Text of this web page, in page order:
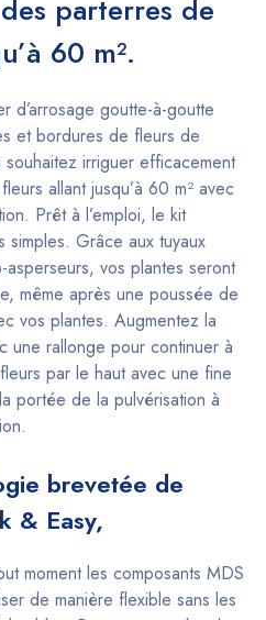
parterres de
60 m².
d’arrosage goutte-à-goutte
et bordures de fleurs de
irriguer efficacement
allant jusqu’à 60 m² avec
Prêt à l’emploi, le kit
simples. Grâce aux tuyaux
vos plantes seront
même après une poussée de
vos plantes. Augmentez la
une rallonge pour continuer à
par le haut avec une fine
portée de la pulvérisation à
brevetée de
& Easy,
moment les composants MDS
de manière flexible sans les